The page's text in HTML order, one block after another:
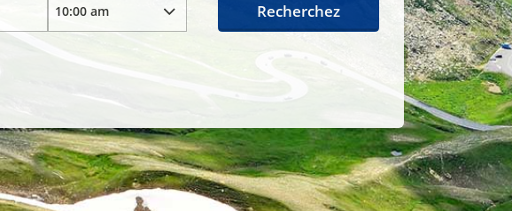
Recherchez